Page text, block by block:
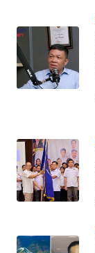
UTARA
WN
SAMOSIR
LAWAS
WN
SUMEDANG
CIANJUR